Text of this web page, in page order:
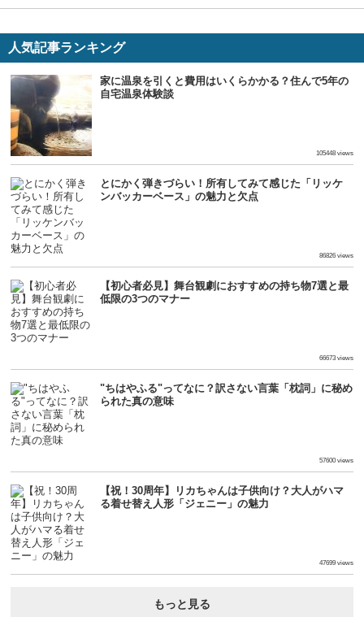
人気記事ランキング
家に温泉を引くと費用はいくらかかる？住んで5年の
自宅温泉体験談
105448 views
とにかく弾きづらい！所有してみて感じた「リッケ
ンバッカーベース」の魅力と欠点
86826 views
【初心者必見】舞台観劇におすすめの持ち物7選と最
低限の3つのマナー
66673 views
"ちはやふる"ってなに？訳さない言葉「枕詞」に秘め
られた真の意味
57600 views
【祝！30周年】リカちゃんは子供向け？大人がハマ
る着せ替え人形「ジェニー」の魅力
47699 views
もっと見る